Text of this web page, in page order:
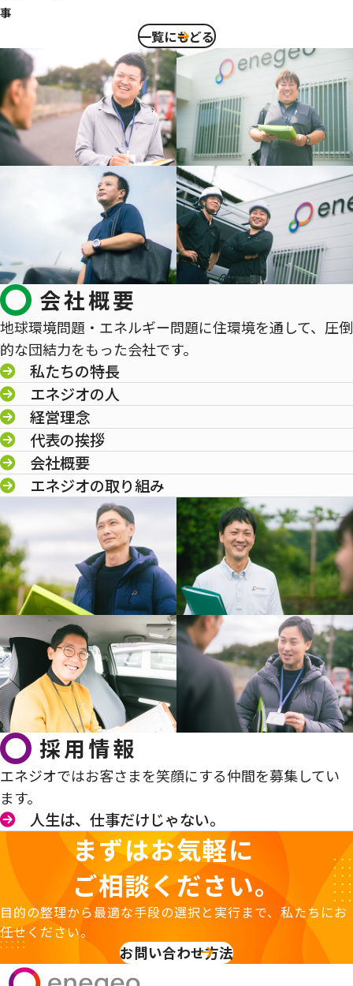
事
一覧にもどる
会社概要
地球環境問題・エネルギー問題に住環境を通して、圧倒
的な団結力をもった会社です。
私たちの特長
エネジオの人
経営理念
代表の挨拶
会社概要
エネジオの取り組み
採用情報
エネジオではお客さまを笑顔にする仲間を募集してい
ます。
人生は、仕事だけじゃない。
まずはお気軽に
ご相談ください。
目的の整理から最適な手段の選択と実行まで、私たちにお
任せください。
お問い合わせ方法